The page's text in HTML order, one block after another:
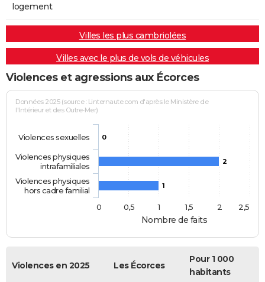
logement
Villes les plus cambriolées
Villes avec le plus de vols de véhicules
Violences et agressions aux Écorces
Nombre de faits
Données 2025 (source : Linternaute.com d'après le Ministère de
l'Intérieur et des Outre-Mer)
0
2
1
Violences sexuelles
Violences physiques
intrafamiliales
Violences physiques
hors cadre familial
0
0,5 1 1,5 2 2,5
Violences en 2025 Les Écorces
Pour 1 000
habitants